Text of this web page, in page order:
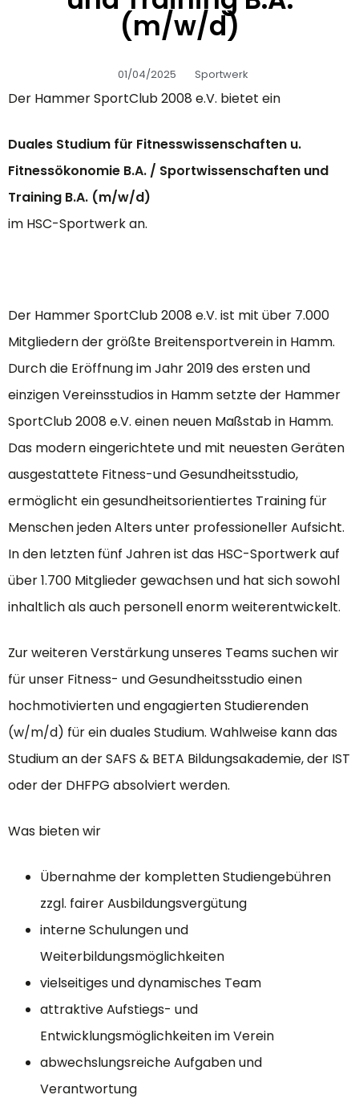
(m/w/d)
01/04/2025 Sportwerk
Der Hammer SportClub 2008 e.V. bietet ein
Duales Studium für Fitnesswissenschaften u.
Fitnessökonomie B.A. / Sportwissenschaften und
Training B.A. (m/w/d)
im HSC-Sportwerk an.
Der Hammer SportClub 2008 e.V. ist mit über 7.000
Mitgliedern der größte Breitensportverein in Hamm.
Durch die Eröffnung im Jahr 2019 des ersten und
einzigen Vereinsstudios in Hamm setzte der Hammer
SportClub 2008 e.V. einen neuen Maßstab in Hamm.
Das modern eingerichtete und mit neuesten Geräten
ausgestattete Fitness-und Gesundheitsstudio,
ermöglicht ein gesundheitsorientiertes Training für
Menschen jeden Alters unter professioneller Aufsicht.
In den letzten fünf Jahren ist das HSC-Sportwerk auf
über 1.700 Mitglieder gewachsen und hat sich sowohl
inhaltlich als auch personell enorm weiterentwickelt.
Zur weiteren Verstärkung unseres Teams suchen wir
für unser Fitness- und Gesundheitsstudio einen
hochmotivierten und engagierten Studierenden
(w/m/d) für ein duales Studium. Wahlweise kann das
Studium an der SAFS & BETA Bildungsakademie, der IST
oder der DHFPG absolviert werden.
Was bieten wir
Übernahme der kompletten Studiengebühren
zzgl. fairer Ausbildungsvergütung
interne Schulungen und
Weiterbildungsmöglichkeiten
vielseitiges und dynamisches Team
attraktive Aufstiegs- und
Entwicklungsmöglichkeiten im Verein
abwechslungsreiche Aufgaben und
Verantwortung